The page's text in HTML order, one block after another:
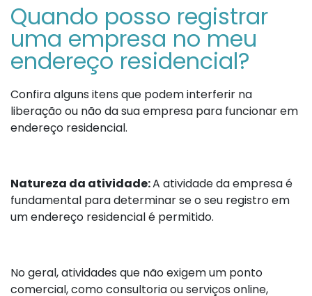
Quando posso registrar
uma empresa no meu
endereço residencial?
Confira alguns itens que podem interferir na
liberação ou não da sua empresa para funcionar em
endereço residencial.
Natureza da atividade:A atividade da empresa é
fundamental para determinar se o seu registro em
um endereço residencial é permitido.
No geral, atividades que não exigem um ponto
comercial, como consultoria ou serviços online,